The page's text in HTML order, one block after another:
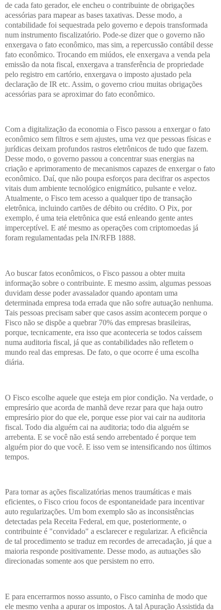
de cada fato gerador, ele encheu o contribuinte de obrigações
acessórias para mapear as bases taxativas. Desse modo, a
contabilidade foi sequestrada pelo governo e depois transformada
num instrumento fiscalizatório. Pode-se dizer que o governo não
enxergava o fato econômico, mas sim, a repercussão contábil desse
fato econômico. Trocando em miúdos, ele enxergava a venda pela
emissão da nota fiscal, enxergava a transferência de propriedade
pelo registro em cartório, enxergava o imposto ajustado pela
declaração de IR etc. Assim, o governo criou muitas obrigações
acessórias para se aproximar do fato econômico.
Com a digitalização da economia o Fisco passou a enxergar o fato
econômico sem filtros e sem ajustes, uma vez que pessoas físicas e
jurídicas deixam profundos rastros eletrônicos de tudo que fazem.
Desse modo, o governo passou a concentrar suas energias na
criação e aprimoramento de mecanismos capazes de enxergar o fato
econômico. Daí, que não poupa esforços para decifrar os aspectos
vitais dum ambiente tecnológico enigmático, pulsante e veloz.
Atualmente, o Fisco tem acesso a qualquer tipo de transação
eletrônica, incluindo cartões de débito ou crédito. O Pix, por
exemplo, é uma teia eletrônica que está enleando gente antes
imperceptível. E até mesmo as operações com criptomoedas já
foram regulamentadas pela IN/RFB 1888.
Ao buscar fatos econômicos, o Fisco passou a obter muita
informação sobre o contribuinte. E mesmo assim, algumas pessoas
duvidam desse poder avassalador quando apontam uma
determinada empresa toda errada que não sofre autuação nenhuma.
Tais pessoas precisam saber que casos assim acontecem porque o
Fisco não se dispõe a quebrar 70% das empresas brasileiras,
porque, tecnicamente, era isso que aconteceria se todos caíssem
numa auditoria fiscal, já que as contabilidades não refletem o
mundo real das empresas. De fato, o que ocorre é uma escolha
diária.
O Fisco escolhe aquele que esteja em pior condição. Na verdade, o
empresário que acorda de manhã deve rezar para que haja outro
empresário pior do que ele, porque esse pior vai cair na auditoria
fiscal. Todo dia alguém cai na auditoria; todo dia alguém se
arrebenta. E se você não está sendo arrebentado é porque tem
alguém pior do que você. E isso vem se intensificando nos últimos
tempos.
Para tornar as ações fiscalizatórias menos traumáticas e mais
eficientes, o Fisco criou focos de espontaneidade para incentivar
auto regularizações. Um bom exemplo são as inconsistências
detectadas pela Receita Federal, em que, posteriormente, o
contribuinte é "convidado" a esclarecer e regularizar. A eficiência
de tal procedimento se traduz em recordes de arrecadação, já que a
maioria responde positivamente. Desse modo, as autuações são
direcionadas somente aos que persistem no erro.
E para encerrarmos nosso assunto, o Fisco caminha de modo que
ele mesmo venha a apurar os impostos. A tal Apuração Assistida da